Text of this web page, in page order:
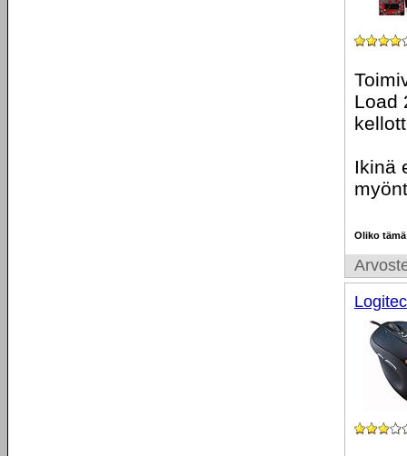
Load
Ikinä
Oliko